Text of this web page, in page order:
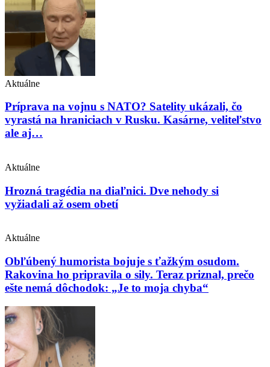
Aktuálne
Príprava na vojnu s NATO? Satelity ukázali, čo
vyrastá na hraniciach v Rusku. Kasárne, veliteľstvo
ale aj…
Aktuálne
Hrozná tragédia na diaľnici. Dve nehody si
vyžiadali až osem obetí
Aktuálne
Obľúbený humorista bojuje s ťažkým osudom.
Rakovina ho pripravila o sily. Teraz priznal, prečo
ešte nemá dôchodok: „Je to moja chyba“